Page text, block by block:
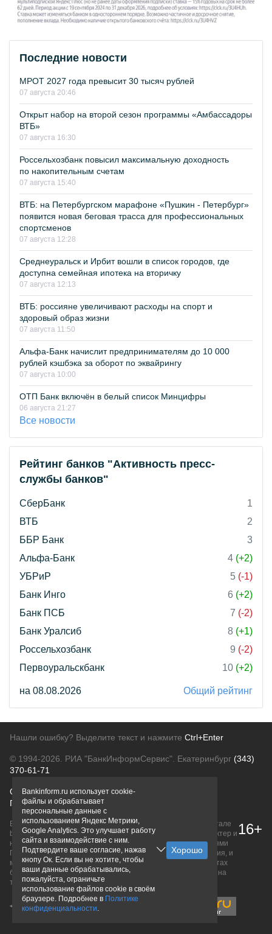
Последние новости
МРОТ 2027 года превысит 30 тысяч рублей
07 августа 20:46
Открыт набор на второй сезон программы «Амбассадоры
ВТБ»
07 августа 16:30
Россельхозбанк повысил максимальную доходность
по накопительным счетам
07 августа 15:40
ВТБ: на Петербургском марафоне «Пушкин - Петербург»
появится новая беговая трасса для профессиональных
спортсменов
07 августа 12:28
Среднеуральск и Ирбит вошли в список городов, где
доступна семейная ипотека на вторичку
07 августа 12:13
ВТБ: россияне увеличивают расходы на спорт и
здоровый образ жизни
07 августа 11:50
Альфа-Банк начислит предпринимателям до 10 000
рублей кэшбэка за оборот по эквайрингу
07 августа 10:00
ОТП Банк включён в белый список Минцифры
06 августа 21:27
Все новости
Рейтинг банков "Активность пресс-
службы банков"
СберБанк
1
ВТБ
2
ББР Банк
3
Альфа-Банк
4 (+2)
УБРиР
5 (-1)
Банк Инго
6 (+2)
Банк ПСБ
7 (-2)
Банк Уралсиб
8 (+1)
Россельхозбанк
9 (-2)
Первоуральскбанк
10 (+2)
на 08.08.2026 Общий рейтинг
Нашли ошибку? Выделите текст и нажмите Ctrl+Enter
© 1994-2026. РИА "БанкИнформСервис". Екатеринбург (343)
370-61-71
О проектеПолитика конфиденциальности
Правовая информацияДля рекламодателей
Вся информация о продуктах банков, размещенная на портале
bankinform.ru, носит исключительно ознакомительный характер и
не является публичной офертой, определяемой положениями
ГК РФ. Информация не содержит точного и полного описания, и
может быть изменена. Конечные условия уточняйте на сайтах
банков или при личном обращении. Исключительное право на
товарные знаки принадлежит их правообладателям.
16+
Bankinform.ru использует cookie-
файлы и обрабатывает
персональные данные с
использованием Яндекс Метрики,
Google Analytics. Это улучшает работу
сайта и взаимодействие с ним.
Подтвердите ваше согласие, нажав
кнопу Ок. Если вы не хотите, чтобы
ваши данные обрабатывались,
пожалуйста, ограничьте
использование файлов cookie в своём
браузере. Подробнее в Политике
конфиденциальности.